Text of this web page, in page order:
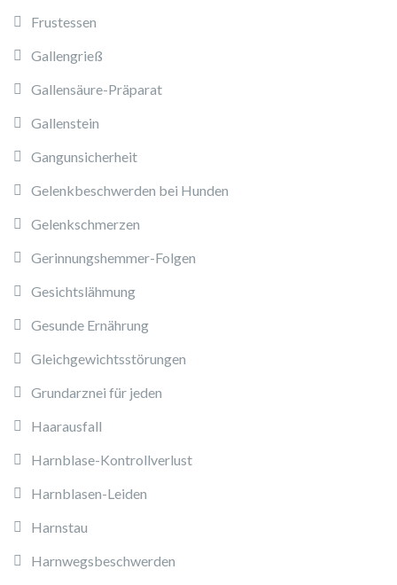
Frustessen
Gallengrieß
Gallensäure-Präparat
Gallenstein
Gangunsicherheit
Gelenkbeschwerden bei Hunden
Gelenkschmerzen
Gerinnungshemmer-Folgen
Gesichtslähmung
Gesunde Ernährung
Gleichgewichtsstörungen
Grundarznei für jeden
Haarausfall
Harnblase-Kontrollverlust
Harnblasen-Leiden
Harnstau
Harnwegsbeschwerden